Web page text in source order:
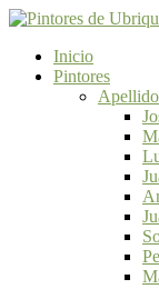
Inicio
Pintores